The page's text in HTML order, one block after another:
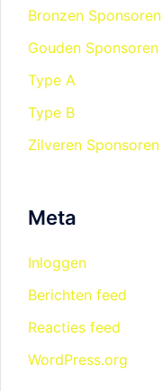
Bronzen Sponsoren
Gouden Sponsoren
Type A
Type B
Zilveren Sponsoren
Meta
Inloggen
Berichten feed
Reacties feed
WordPress.org